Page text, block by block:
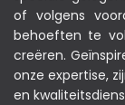
of volgens
behoeften te
creëren.
onze expertise,
en